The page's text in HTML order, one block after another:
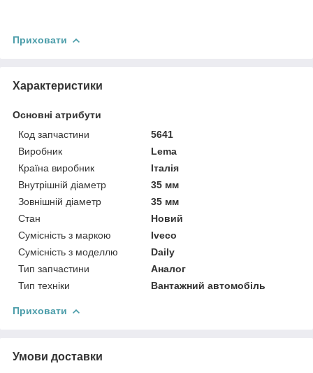
Приховати
Характеристики
Основні атрибути
Код запчастини
5641
Виробник
Lema
Країна виробник
Італія
Внутрішній діаметр
35 мм
Зовнішній діаметр
35 мм
Стан
Новий
Сумісність з маркою
Iveco
Сумісність з моделлю
Daily
Тип запчастини
Аналог
Тип техніки
Вантажний автомобіль
Приховати
Умови доставки